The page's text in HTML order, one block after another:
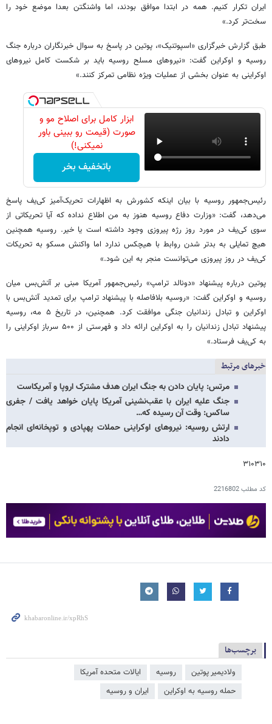
ایران تکرار کنیم. همه در ابتدا موافق بودند، اما واشنگتن بعدا موضع خود را
سخت‌تر کرد.»
طبق گزارش خبرگزاری «اسپوتنیک»، پوتین در پاسخ به سوال خبرنگاران درباره جنگ
روسیه و اوکراین گفت: «نیروهای مسلح روسیه باید بر شکست کامل نیروهای
اوکراینی به عنوان بخشی از عملیات ویژه نظامی تمرکز کنند.»
ابزار کامل برای اصلاح مو و
صورت (قیمت رو ببینی باور
نمیکنی!)
باتخفیف بخر
رئیس‌جمهور روسیه با بیان اینکه کشورش به اظهارات تحریک‌آمیز کی‌یف پاسخ
می‌دهد، گفت: «وزارت دفاع روسیه هنوز به من اطلاع نداده که آیا تحریکاتی از
سوی کی‌یف در مورد روز رژه پیروزی وجود داشته است یا خیر. روسیه همچنین
هیچ تمایلی به بدتر شدن روابط با هیچکس ندارد اما واکنش مسکو به تحریکات
کی‌یف در روز پیروزی می‌توانست منجر به این شود.»
پوتین درباره پیشنهاد «دونالد ترامپ» رئیس‌جمهور آمریکا مبنی بر آتش‌بس میان
روسیه و اوکراین گفت: «روسیه بلافاصله با پیشنهاد ترامپ برای تمدید آتش‌بس با
اوکراین و تبادل زندانیان جنگی موافقت کرد. همچنین، در تاریخ ۵ مه، روسیه
پیشنهاد تبادل زندانیان را به اوکراین ارائه داد و فهرستی از ۵۰۰ سرباز اوکراینی را
به کی‌یف فرستاد.»
خبرهای مرتبط
مرتس: پایان دادن به جنگ ایران هدف مشترک اروپا و آمریکاست
جنگ علیه ایران با عقب‌نشینی آمریکا پایان خواهد یافت / جفری
ساکس: وقت آن رسیده که…
ارتش روسیه: نیروهای اوکراینی حملات پهپادی و توپخانه‌ای انجام
دادند
۳۱۰۳۱۰
کد مطلب2216802
برچسب‌ها
ولادیمیر پوتین روسیه
ایالات متحده آمریکا
حمله روسیه به اوکراین
ایران و روسیه